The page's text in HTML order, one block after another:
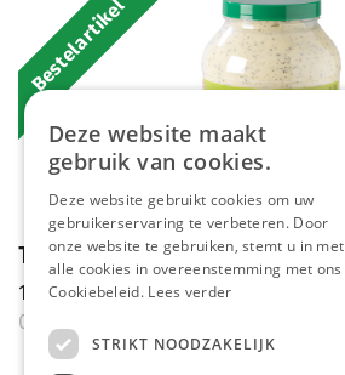
Bestelartikel
Tartaar Saus Manna Pet 3 L
10%
01/08 - 31/08
Deze website maakt
gebruik van cookies.
Deze website gebruikt cookies om uw
gebruikerservaring te verbeteren. Door
onze website te gebruiken, stemt u in met
alle cookies in overeenstemming met ons
Cookiebeleid. Lees verder
STRIKT NOODZAKELIJK